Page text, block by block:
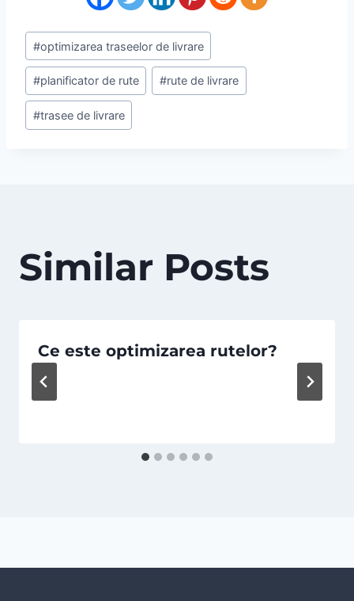
Post
Tags:
#optimizarea traseelor de livrare
#planificator de rute #rute de livrare
#trasee de livrare
Similar Posts
Ce este optimizarea rutelor?